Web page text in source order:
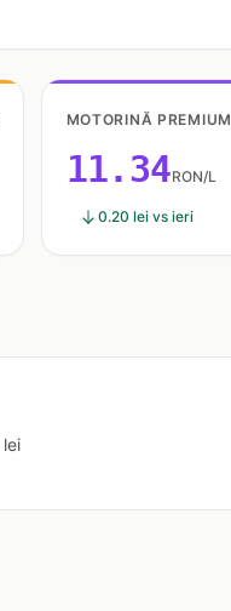
MOTORINĂ PREMIUM
11.34RON/L
0.20 lei vs ieri
lei